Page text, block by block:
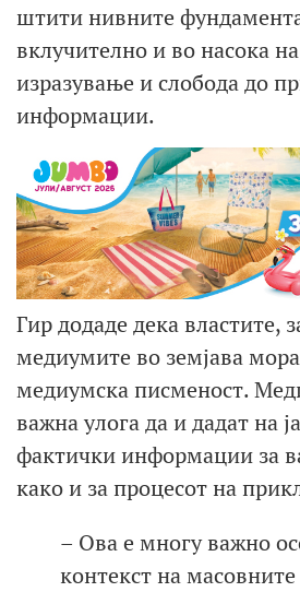
штити нивните
вклучително и во насока
изразување и слобода до
информации.
Гир додаде дека властите,
медиумите во земјава
медиумска писменост.
важна улога да и дадат на
фактички информации за
како и за процесот на
– Ова е многу важно
контекст на